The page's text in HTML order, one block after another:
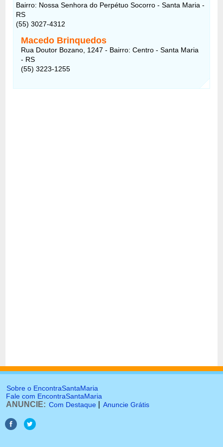
Bairro: Nossa Senhora do Perpétuo Socorro - Santa Maria -
RS
(55) 3027-4312
Macedo Brinquedos
Rua Doutor Bozano, 1247 - Bairro: Centro - Santa Maria
- RS
(55) 3223-1255
Sobre o EncontraSantaMaria
Fale com EncontraSantaMaria
ANUNCIE: Com Destaque Anuncie Grátis